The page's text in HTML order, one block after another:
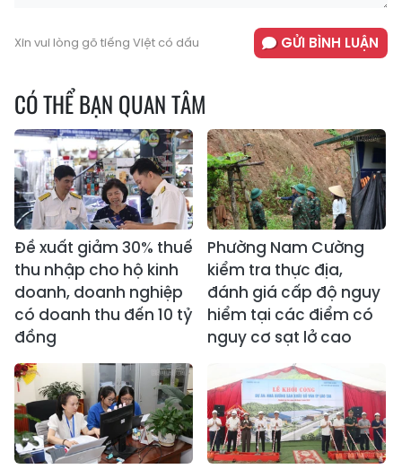
Xin vui lòng gõ tiếng Việt có dấu GỬI BÌNH LUẬN
CÓ THỂ BẠN QUAN TÂM
Đề xuất giảm 30% thuế
thu nhập cho hộ kinh
doanh, doanh nghiệp
có doanh thu đến 10 tỷ
đồng
Phường Nam Cường
kiểm tra thực địa,
đánh giá cấp độ nguy
hiểm tại các điểm có
nguy cơ sạt lở cao